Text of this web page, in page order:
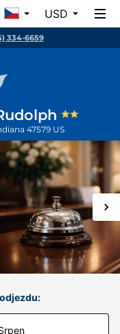
USD
334-6659
47579 US